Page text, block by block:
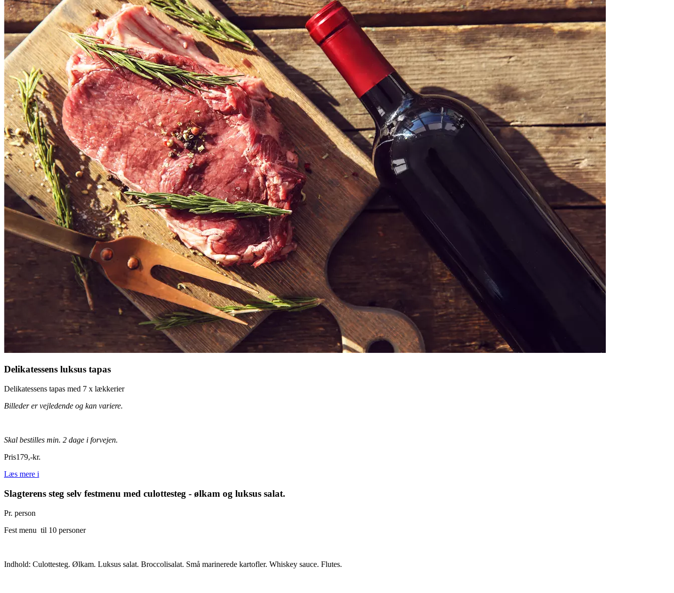
Delikatessens luksus tapas
Delikatessens tapas med 7 x lækkerier
Billeder er vejledende og kan variere.
Skal bestilles min. 2 dage i forvejen.
Pris179,-kr.
Læs mere i
Slagterens steg selv festmenu med culottesteg - ølkam og luksus salat.
Pr. person
Fest menu til 10 personer
Indhold: Culottesteg. Ølkam. Luksus salat. Broccolisalat. Små marinerede kartofler. Whiskey sauce. Flutes.